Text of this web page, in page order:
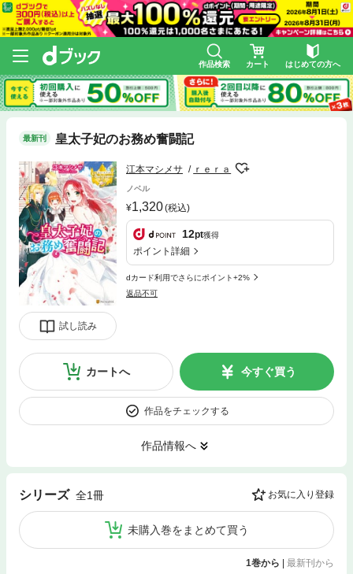
作品検索 カート はじめての方へ
最新刊 皇太子妃のお務め奮闘記
試し読み
江本マシメサ ｒｅｒａ
ノベル
1,320(税込)
12pt獲得
ポイント詳細
dカード利用でさらにポイント+2%
返品不可
カートへ 今すぐ買う
作品をチェックする
作品情報へ
シリーズ 全1冊 お気に入り登録
未購入巻をまとめて買う
1巻から | 最新刊から